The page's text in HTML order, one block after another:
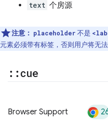
text 个房源
注意： placeholder 不是
元素必须带有标签，否则用户将无法
::cue
Browser Support